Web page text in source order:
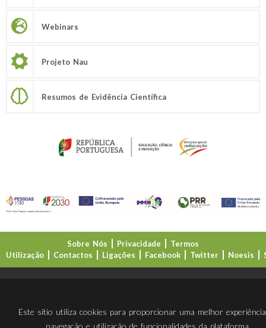
Webinars
Projeto Nau
Resumos de Evidência Científica
Sobre Nós Privacidade
Termos
Utilização
Contactos Ligações Facebook Twitter Noesis
Este sítio utiliza cookies para proporcionar uma melhor
navegação e utilização de funcionalidades da plataforma.